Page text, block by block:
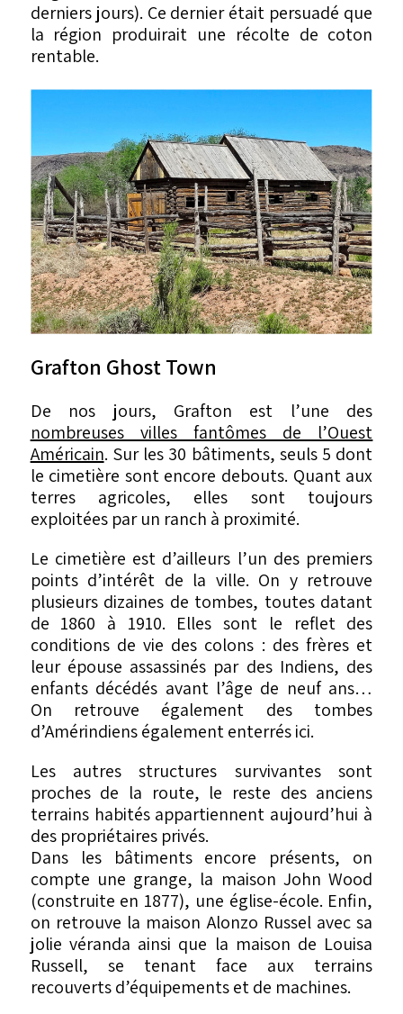
derniers jours). Ce dernier était persuadé que
la région produirait une récolte de coton
rentable.
Grafton Ghost Town
De nos jours, Grafton est l’une des
nombreuses villes fantômes de l’Ouest
Américain. Sur les 30 bâtiments, seuls 5 dont
le cimetière sont encore debouts. Quant aux
terres agricoles, elles sont toujours
exploitées par un ranch à proximité.
Le cimetière est d’ailleurs l’un des premiers
points d’intérêt de la ville. On y retrouve
plusieurs dizaines de tombes, toutes datant
de 1860 à 1910. Elles sont le reflet des
conditions de vie des colons : des frères et
leur épouse assassinés par des Indiens, des
enfants décédés avant l’âge de neuf ans…
On retrouve également des tombes
d’Amérindiens également enterrés ici.
Les autres structures survivantes sont
proches de la route, le reste des anciens
terrains habités appartiennent aujourd’hui à
des propriétaires privés.
Dans les bâtiments encore présents, on
compte une grange, la maison John Wood
(construite en 1877), une église-école. Enfin,
on retrouve la maison Alonzo Russel avec sa
jolie véranda ainsi que la maison de Louisa
Russell, se tenant face aux terrains
recouverts d’équipements et de machines.